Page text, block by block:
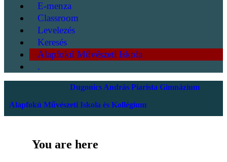
E-menza
Classroom
Levelezés
Keresés
Alapfokú Művészeti Iskola
.
Dugonics András Piarista Gimnázium
Alapfokú Művészeti Iskola és Kollégium
You are here